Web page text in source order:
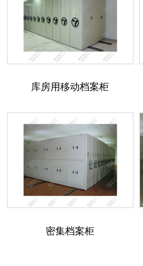
库房用移动档案柜
密集档案柜